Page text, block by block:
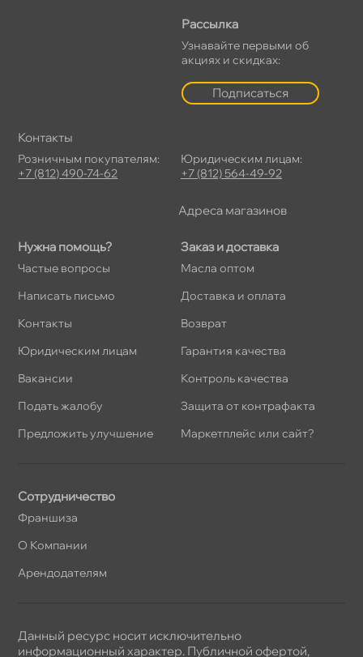
Нужна помощь?
Частые вопросы
Написать письмо
Контакты
Юридическим лицам
акансии
Подать жалобу
Предложить улучшение
Заказ и доставка
Масла оптом
Доставка и оплата
озврат
Гарантия качества
Контроль качества
Защита от контрафакта
Маркетплейс или сайт?
Рассылка
Узнавайте первыми о
акциях и скидках:
Подписаться
Сотрудничество
Франшиза
О Компании
Арендодателям
Контакты
Розничным покупателям:
+7 (812) 490-74-62
Юридическим лицам:
+7 (812) 564-49-92
Адреса магазино
Данный ресурс носит исключительно
информационный характер. Публичной офертой,